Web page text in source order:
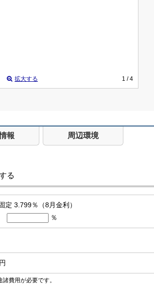
拡大する 1 / 4
報 周辺環境
る
定 3.799％（8月金利）
％
費用が必要です。